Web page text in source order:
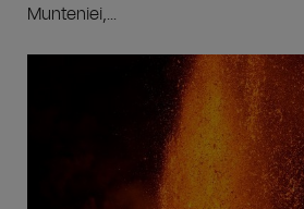
Munteniei,...